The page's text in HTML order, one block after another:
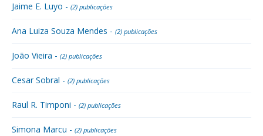
Jaime E. Luyo - (2) publicações
Ana Luiza Souza Mendes - (2) publicações
João Vieira - (2) publicações
Cesar Sobral - (2) publicações
Raul R. Timponi - (2) publicações
Simona Marcu - (2) publicações